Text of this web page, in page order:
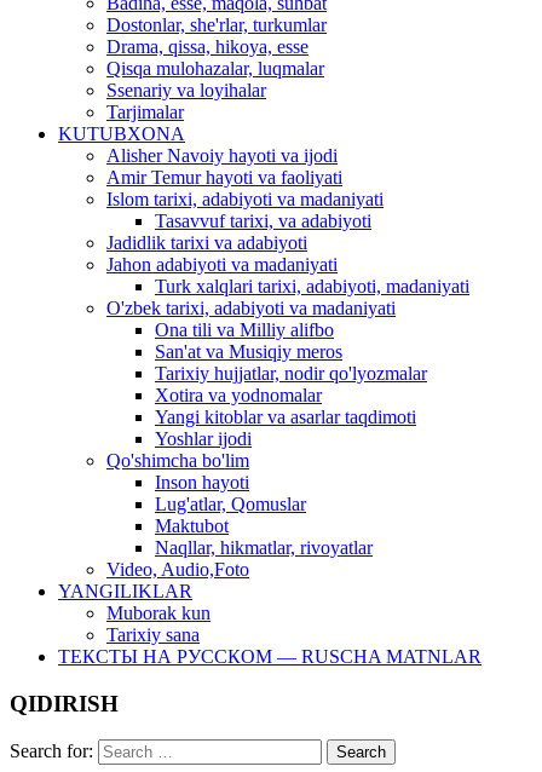
Dostonlar, she'rlar, turkumlar
Drama, qissa, hikoya, esse
Qisqa mulohazalar, luqmalar
Ssenariy va loyihalar
Tarjimalar
KUTUBXONA
Alisher Navoiy hayoti va ijodi
Amir Temur hayoti va faoliyati
Islom tarixi, adabiyoti va madaniyati
Tasavvuf tarixi, va adabiyoti
Jadidlik tarixi va adabiyoti
Jahon adabiyoti va madaniyati
Turk xalqlari tarixi, adabiyoti, madaniyati
O'zbek tarixi, adabiyoti va madaniyati
Ona tili va Milliy alifbo
San'at va Musiqiy meros
Tarixiy hujjatlar, nodir qo'lyozmalar
Xotira va yodnomalar
Yangi kitoblar va asarlar taqdimoti
Yoshlar ijodi
Qo'shimcha bo'lim
Inson hayoti
Lug'atlar, Qomuslar
Maktubot
Naqllar, hikmatlar, rivoyatlar
Video, Audio,Foto
YANGILIKLAR
Muborak kun
Tarixiy sana
ТЕКСТЫ НА РУССКОМ — RUSCHA MATNLAR
QIDIRISH
Search for: